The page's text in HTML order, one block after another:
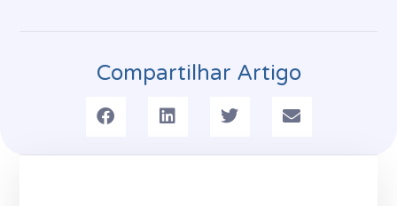
Compartilhar Artigo